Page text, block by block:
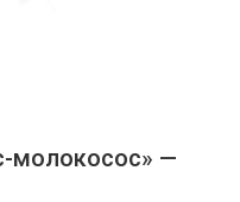
молокосос» —